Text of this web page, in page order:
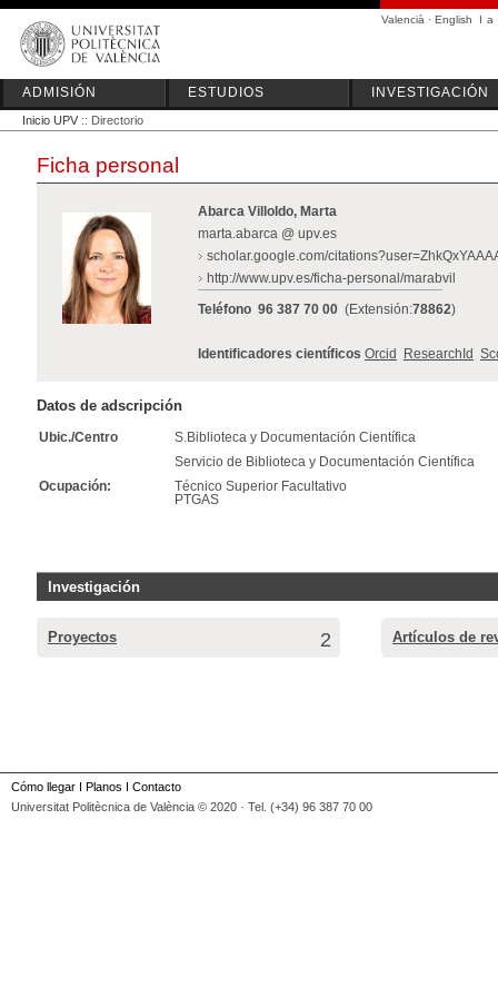
Valencià · English I a
ADMISIÓN ESTUDIOS INVESTIGACIÓN
Inicio UPV :: Directorio
Ficha personal
Abarca Villoldo, Marta
marta.abarca @ upv.es
scholar.google.com/
http://www.upv.es/ficha-personal/marabvil
Teléfono 96 387 70 00 (Extensión:78862)
Identificadores científicos Orcid ResearchId
Datos de adscripción
Ubic./Centro
S.Biblioteca y Documentación Científica
Servicio de Biblioteca y Documentación Científica
Ocupación:
Técnico Superior Facultativo
PTGAS
Investigación
Proyectos 2 Artículos de
Cómo llegar I Planos I Contacto
Universitat Politècnica de València © 2020 · Tel. (+34) 96 387 70 00